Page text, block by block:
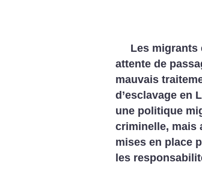
Les migrants
attente de
mauvais
d’esclavage en
une politique
criminelle, mais
mises en place
les